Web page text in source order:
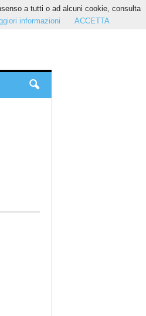
a tutti o ad alcuni cookie, consulta
informazioni ACCETTA